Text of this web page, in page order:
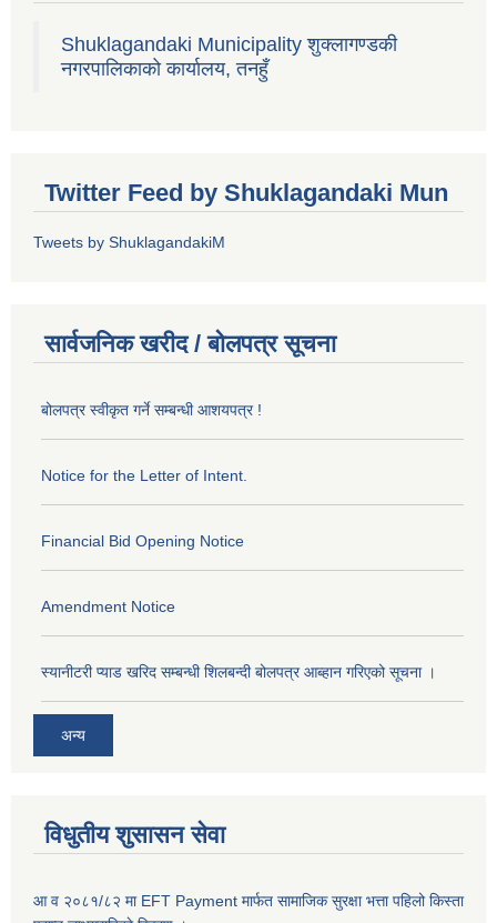
Shuklagandaki Municipality शुक्लागण्डकी
नगरपालिकाको कार्यालय, तनहुँ
Twitter Feed by Shuklagandaki Mun
Tweets by ShuklagandakiM
सार्वजनिक खरीद / बोलपत्र सूचना
बोलपत्र स्वीकृत गर्ने सम्बन्धी आशयपत्र !
Notice for the Letter of Intent.
Financial Bid Opening Notice
Amendment Notice
स्यानीटरी प्याड खरिद सम्बन्धी शिलबन्दी बोलपत्र आब्हान गरिएको सूचना ।
अन्य
विधुतीय शुसासन सेवा
आ व २०८१/८२ मा EFT Payment मार्फत सामाजिक सुरक्षा भत्ता पहिलो किस्ता